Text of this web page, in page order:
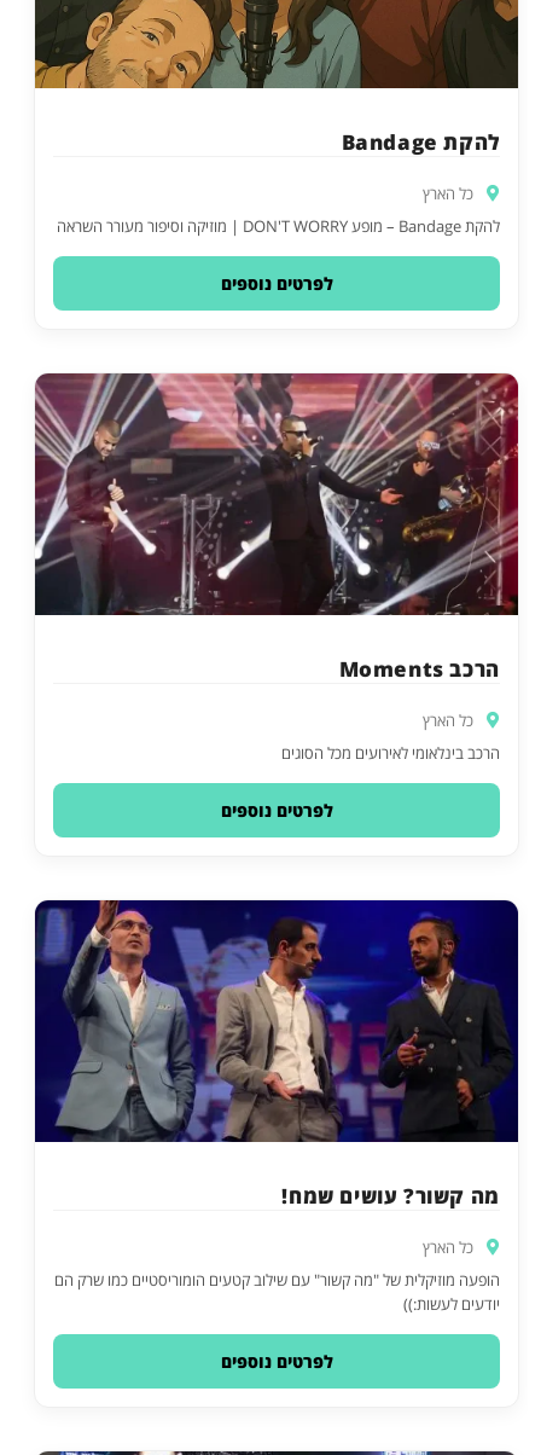
להקת Bandage
כל הארץ
להקת Bandage – מופע DON'T WORRY | מוזיקה וסיפור מעורר השראה
לפרטים נוספים
הרכב Moments
כל הארץ
הרכב בינלאומי לאירועים מכל הסוגים
לפרטים נוספים
מה קשור? עושים שמח!
כל הארץ
הופעה מוזיקלית של "מה קשור" עם שילוב קטעים הומוריסטיים כמו שרק הם
יודעים לעשות:))
לפרטים נוספים